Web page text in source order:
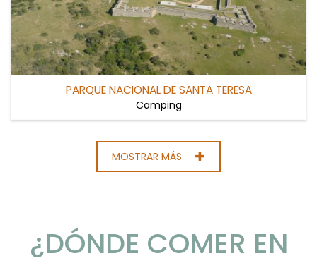
PARQUE NACIONAL DE SANTA TERESA
Camping
MOSTRAR MÁS
¿DÓNDE COMER EN